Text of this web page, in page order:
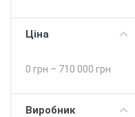
Ціна
0 грн – 710 000 грн
Виробник